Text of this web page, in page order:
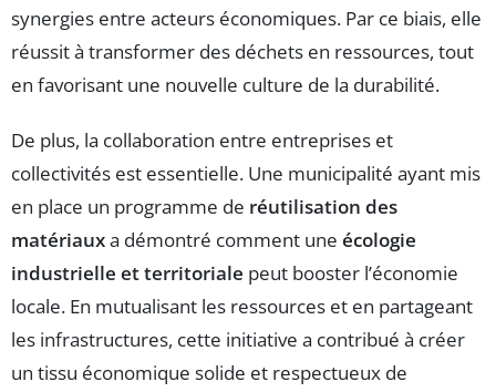
synergies entre acteurs économiques. Par ce biais, elle
réussit à transformer des déchets en ressources, tout
en favorisant une nouvelle culture de la durabilité.
De plus, la collaboration entre entreprises et
collectivités est essentielle. Une municipalité ayant mis
en place un programme de réutilisation des
matériauxa démontré comment une écologie
industrielle et territoriale peut booster l’économie
locale. En mutualisant les ressources et en partageant
les infrastructures, cette initiative a contribué à créer
un tissu économique solide et respectueux de